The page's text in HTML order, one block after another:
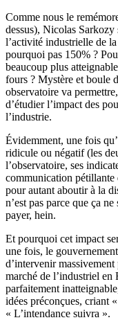
Comme nous le
dessus), Nicolas Sarkozy
l’activité industrielle de
pourquoi pas 150% ?
beaucoup plus
fours ? Mystère et boule
observatoire va
d’étudier l’impact des
l’industrie.
Évidemment, une fois
ridicule ou négatif (les
l’observatoire, ses
communication pétillante
pour autant aboutir à la
n’est pas parce que ça
payer, hein.
Et pourquoi cet impact
une fois, le
d’intervenir
marché de l’industriel en
parfaitement
idées préconçues, criant
« L’intendance suivra ».